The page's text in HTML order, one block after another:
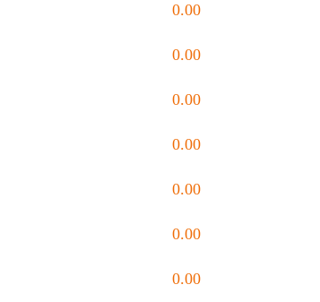
0.00
0.00
0.00
0.00
0.00
0.00
0.00